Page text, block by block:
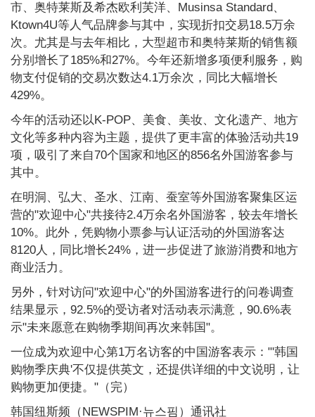
市、奥特莱斯及希杰欧利芙洋、Musinsa Standard、
Ktown4U等人气品牌参与其中，实现折扣交易18.5万余
次。尤其是与去年相比，大型超市和奥特莱斯的销售额
分别增长了185%和27%。今年还新增多项便利服务，购
物支付促销的交易次数达4.1万余次，同比大幅增长
429%。
今年的活动还以K-POP、美食、美妆、文化遗产、地方
文化等多种内容为主题，提供了更丰富的体验活动共19
项，吸引了来自70个国家和地区的856名外国游客参与
其中。
在明洞、弘大、圣水、江南、蚕室等外国游客聚集区运
营的"欢迎中心"共接待2.4万余名外国游客，较去年增长
10%。此外，凭购物小票参与认证活动的外国游客达
8120人，同比增长24%，进一步促进了旅游消费和地方
商业活力。
另外，针对访问"欢迎中心"的外国游客进行的问卷调查
结果显示，92.5%的受访者对活动表示满意，90.6%表
示"未来愿意在购物季期间再次来韩国"。
一位成为欢迎中心第1万名访客的中国游客表示："'韩国
购物季庆典'不仅提供英文，还提供详细的中文说明，让
购物更加便捷。"（完）
韩国纽斯频（NEWSPIM·뉴스핌）通讯社